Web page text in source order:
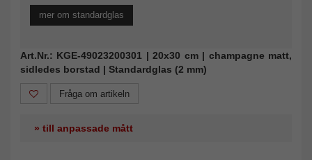
mer om standardglas
Art.Nr.: KGE-49023200301 | 20x30 cm | champagne matt,
sidledes borstad | Standardglas (2 mm)
Fråga om artikeln
» till anpassade mått